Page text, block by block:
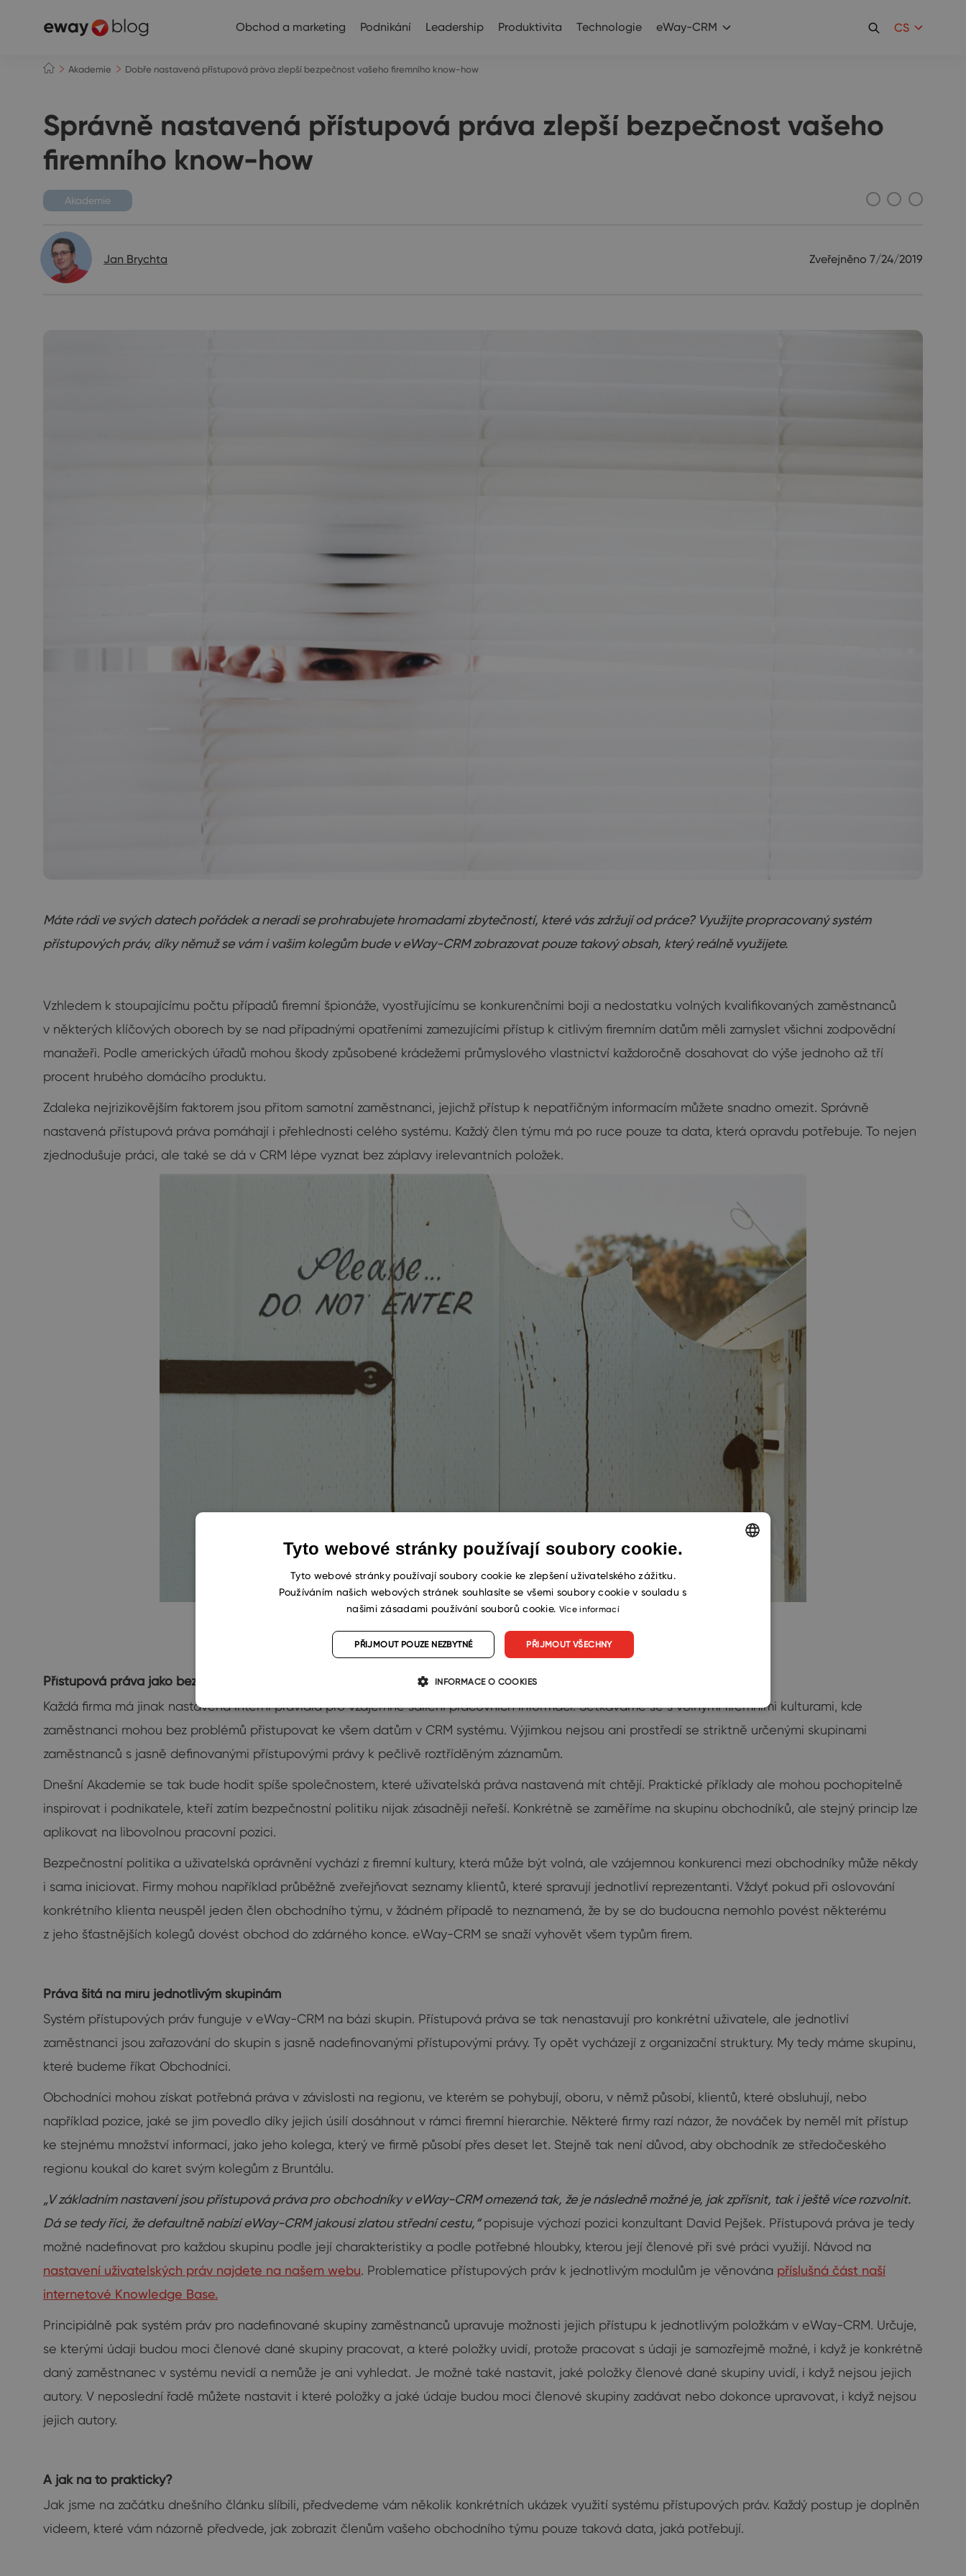
Obchod a marketing Podnikání Leadership Produktivita Technologie eWay-CRM CS
Akademie Dobře nastavená přístupová práva zlepší bezpečnost vašeho firemního know-how
Správně nastavená přístupová práva zlepší bezpečnost vašeho
firemního know-how
Akademie
Jan Brychta Zveřejněno 7/24/2019
Máte rádi ve svých datech pořádek a neradi se prohrabujete hromadami zbytečností, které vás zdržují od práce? Využijte propracovaný systém
přístupových práv, díky němuž se vám i vašim kolegům bude v eWay-CRM zobrazovat pouze takový obsah, který reálně využijete.
Vzhledem k stoupajícímu počtu případů firemní špionáže, vyostřujícímu se konkurenčními boji a nedostatku volných kvalifikovaných zaměstnanců
v některých klíčových oborech by se nad případnými opatřeními zamezujícími přístup k citlivým firemním datům měli zamyslet všichni zodpovědní
manažeři. Podle amerických úřadů mohou škody způsobené krádežemi průmyslového vlastnictví každoročně dosahovat do výše jednoho až tří
procent hrubého domácího produktu.
Zdaleka nejrizikovějším faktorem jsou přitom samotní zaměstnanci, jejichž přístup k nepatřičným informacím můžete snadno omezit. Správně
nastavená přístupová práva pomáhají i přehlednosti celého systému. Každý člen týmu má po ruce pouze ta data, která opravdu potřebuje. To nejen
zjednodušuje práci, ale také se dá v CRM lépe vyznat bez záplavy irelevantních položek.
Přístupová práva jako bezpečnostní pojistka
Každá firma má jinak nastavená interní pravidla pro vzájemné sdílení pracovních informací. Setkáváme se s volnými firemními kulturami, kde
zaměstnanci mohou bez problémů přistupovat ke všem datům v CRM systému. Výjimkou nejsou ani prostředí se striktně určenými skupinami
zaměstnanců s jasně definovanými přístupovými právy k pečlivě roztříděným záznamům.
Dnešní Akademie se tak bude hodit spíše společnostem, které uživatelská práva nastavená mít chtějí. Praktické příklady ale mohou pochopitelně
inspirovat i podnikatele, kteří zatím bezpečnostní politiku nijak zásadněji neřeší. Konkrétně se zaměříme na skupinu obchodníků, ale stejný princip lze
aplikovat na libovolnou pracovní pozici.
Bezpečnostní politika a uživatelská oprávnění vychází z firemní kultury, která může být volná, ale vzájemnou konkurenci mezi obchodníky může někdy
i sama iniciovat. Firmy mohou například průběžně zveřejňovat seznamy klientů, které spravují jednotliví reprezentanti. Vždyť pokud při oslovování
konkrétního klienta neuspěl jeden člen obchodního týmu, v žádném případě to neznamená, že by se do budoucna nemohlo povést některému
z jeho šťastnějších kolegů dovést obchod do zdárného konce. eWay-CRM se snaží vyhovět všem typům firem.
Práva šitá na míru jednotlivým skupinám
Systém přístupových práv funguje v eWay-CRM na bázi skupin. Přístupová práva se tak nenastavují pro konkrétní uživatele, ale jednotliví
zaměstnanci jsou zařazování do skupin s jasně nadefinovanými přístupovými právy. Ty opět vycházejí z organizační struktury. My tedy máme skupinu,
které budeme říkat Obchodníci.
Obchodníci mohou získat potřebná práva v závislosti na regionu, ve kterém se pohybují, oboru, v němž působí, klientů, které obsluhují, nebo
například pozice, jaké se jim povedlo díky jejich úsilí dosáhnout v rámci firemní hierarchie. Některé firmy razí názor, že nováček by neměl mít přístup
ke stejnému množství informací, jako jeho kolega, který ve firmě působí přes deset let. Stejně tak není důvod, aby obchodník ze středočeského
regionu koukal do karet svým kolegům z Bruntálu.
„V základním nastavení jsou přístupová práva pro obchodníky v eWay-CRM omezená tak, že je následně možné je, jak zpřísnit, tak i ještě více rozvolnit.
Dá se tedy říci, že defaultně nabízí eWay-CRM jakousi zlatou střední cestu,“popisuje výchozí pozici konzultant David Pejšek. Přístupová práva je tedy
možné nadefinovat pro každou skupinu podle její charakteristiky a podle potřebné hloubky, kterou její členové při své práci využijí. Návod na
nastavení uživatelských práv najdete na našem webu. Problematice přístupových práv k jednotlivým modulům je věnována příslušná část naší
internetové Knowledge Base.
Principiálně pak systém práv pro nadefinované skupiny zaměstnanců upravuje možnosti jejich přístupu k jednotlivým položkám v eWay-CRM. Určuje,
se kterými údaji budou moci členové dané skupiny pracovat, a které položky uvidí, protože pracovat s údaji je samozřejmě možné, i když je konkrétně
daný zaměstnanec v systému nevidí a nemůže je ani vyhledat. Je možné také nastavit, jaké položky členové dané skupiny uvidí, i když nejsou jejich
autory. V neposlední řadě můžete nastavit i které položky a jaké údaje budou moci členové skupiny zadávat nebo dokonce upravovat, i když nejsou
jejich autory.
A jak na to prakticky?
Jak jsme na začátku dnešního článku slíbili, předvedeme vám několik konkrétních ukázek využití systému přístupových práv. Každý postup je doplněn
videem, které vám názorně předvede, jak zobrazit členům vašeho obchodního týmu pouze taková data, jaká potřebují.
Tyto webové stránky používají soubory cookie.
Tyto webové stránky používají soubory cookie ke zlepšení uživatelského zážitku.
Používáním našich webových stránek souhlasíte se všemi soubory cookie v souladu s
našimi zásadami používání souborů cookie. Více informací
PŘIJMOUT VŠECHNY
PŘIJMOUT POUZE NEZBYTNÉ
INFORMACE O COOKIES